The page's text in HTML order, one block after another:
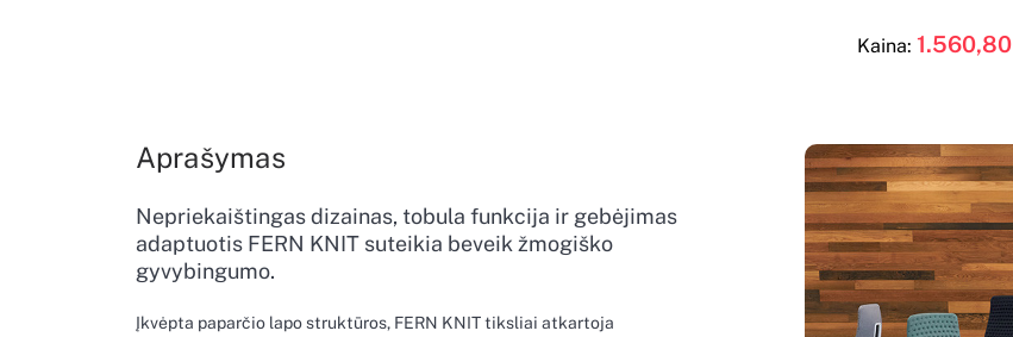
Kaina: 1.560,80
Aprašymas
Nepriekaištingas dizainas, tobula funkcija ir gebėjimas
adaptuotis FERN KNIT suteikia beveik žmogiško
gyvybingumo.
Įkvėpta paparčio lapo struktūros, FERN KNIT tiksliai atkartoja